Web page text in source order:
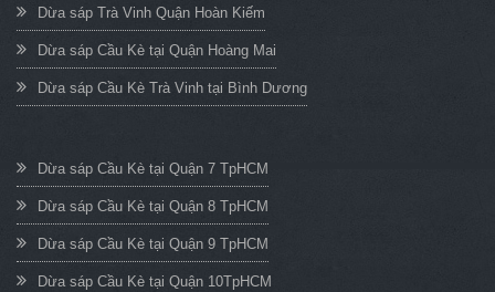
Dừa sáp Trà Vinh Quận Hoàn Kiếm
Dừa sáp Cầu Kè tại Quận Hoàng Mai
Dừa sáp Cầu Kè Trà Vinh tại Bình Dương
Dừa sáp Cầu Kè tại Quận 7 TpHCM
Dừa sáp Cầu Kè tại Quận 8 TpHCM
Dừa sáp Cầu Kè tại Quận 9 TpHCM
Dừa sáp Cầu Kè tại Quận 10TpHCM